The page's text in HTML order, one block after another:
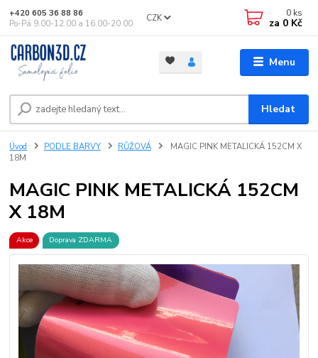
Menu
CZK
Hledat
+420 605 36 88 86
Po-Pá 9.00-12.00 a 16.00-20.00
0 ks
za 0 Kč
Úvod PODLE BARVY RŮŽOVÁ
MAGIC PINK METALICKÁ 152CM X
18M
MAGIC PINK METALICKÁ 152CM
X 18M
Akce Doprava ZDARMA